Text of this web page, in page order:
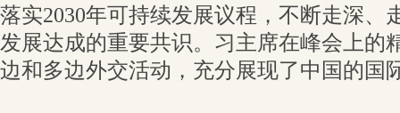
落实2030年可持续发展议程，不断走深、
发展达成的重要共识。习主席在峰会上的
边和多边外交活动，充分展现了中国的国